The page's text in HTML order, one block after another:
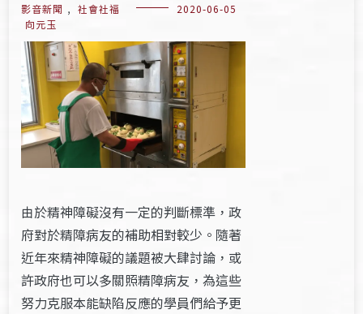
影音新聞 , 社會社福
2020-06-05
向元玉
由於精神障礙沒有一定的判斷標準，政
府對於精障病友的補助相對較少。隨著
近年來精神障礙的議題被大肆討論，或
許政府也可以多關照精障病友，為這些
努力克服本能缺陷反應的學員們給予更